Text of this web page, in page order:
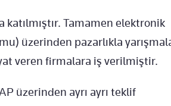
Tamamen elektronik
üzerinden pazarlıkla
veren firmalara iş verilmiştir.
üzerinden ayrı ayrı teklif